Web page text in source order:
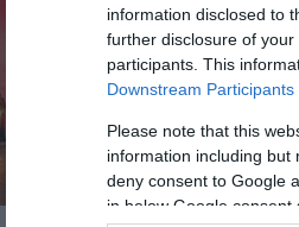
information disclosed to
further disclosure of your
participants. This
Downstream Participants
Please note that this
information including but
deny consent to Google
in below Google consent